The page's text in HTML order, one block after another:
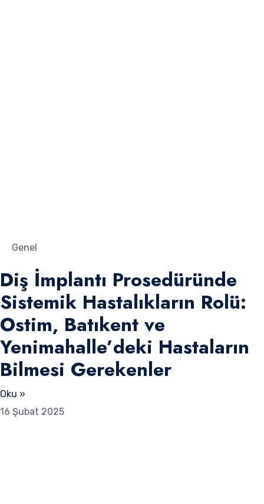
Genel
Diş İmplantı Prosedüründe
Sistemik Hastalıkların Rolü:
Ostim, Batıkent ve
Yenimahalle’deki Hastaların
Bilmesi Gerekenler
Oku »
16 Şubat 2025